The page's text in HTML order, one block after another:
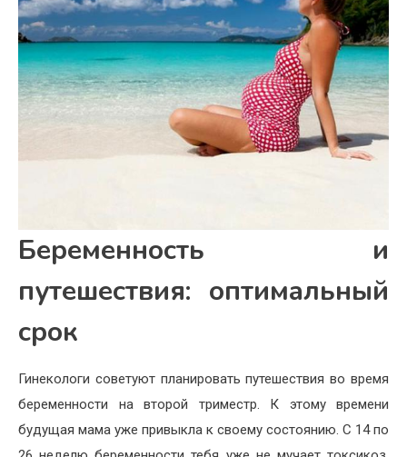
Беременность и
путешествия: оптимальный
срок
Гинекологи советуют планировать путешествия во время
беременности на второй триместр. К этому времени
будущая мама уже привыкла к своему состоянию. С 14 по